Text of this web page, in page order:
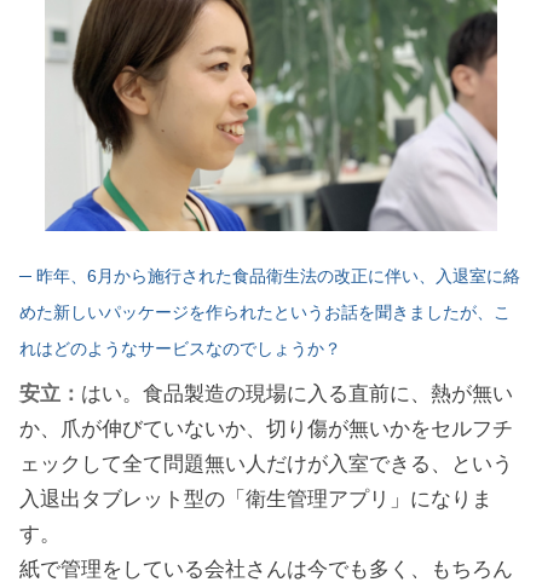
─ 昨年、6月から施行された食品衛生法の改正に伴い、入退室に絡
めた新しいパッケージを作られたというお話を聞きましたが、こ
れはどのようなサービスなのでしょうか？
安立： はい。食品製造の現場に入る直前に、熱が無い
か、爪が伸びていないか、切り傷が無いかをセルフチ
ェックして全て問題無い人だけが入室できる、という
入退出タブレット型の「衛⽣管理アプリ」になりま
す。
紙で管理をしている会社さんは今でも多く、もちろん